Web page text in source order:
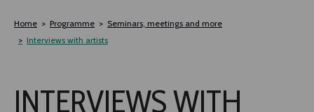
sisältöön
Home Programme
Seminars, meetings and more
Interviews with artists
INTERVIEWS WITH